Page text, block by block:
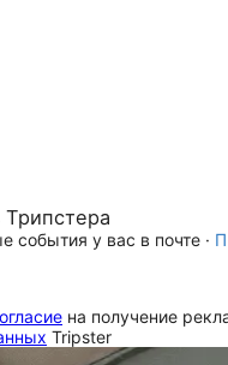
Трипстера
события у вас в почте ·
на получение
Tripster